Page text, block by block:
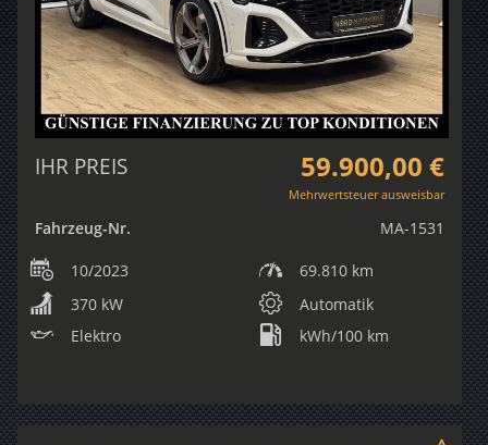
IHR PREIS 59.900,00 €
Mehrwertsteuer ausweisbar
Fahrzeug-Nr. MA-1531
10/2023
69.810 km
370 kW
Automatik
Elektro
kWh/100 km